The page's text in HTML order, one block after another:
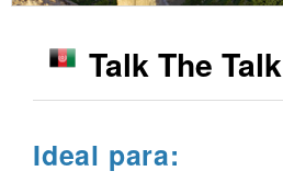
Talk The Talk
Ideal para: